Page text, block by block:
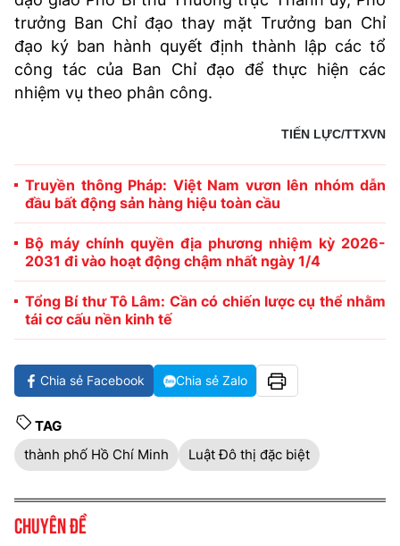
trưởng Ban Chỉ đạo thay mặt Trưởng ban Chỉ
đạo ký ban hành quyết định thành lập các tổ
công tác của Ban Chỉ đạo để thực hiện các
nhiệm vụ theo phân công.
TIẾN LỰC/TTXVN
Truyền thông Pháp: Việt Nam vươn lên nhóm dẫn
đầu bất động sản hàng hiệu toàn cầu
Bộ máy chính quyền địa phương nhiệm kỳ 2026-
2031 đi vào hoạt động chậm nhất ngày 1/4
Tổng Bí thư Tô Lâm: Cần có chiến lược cụ thể nhằm
tái cơ cấu nền kinh tế
Chia sẻ Facebook Chia sẻ Zalo
TAG
thành phố Hồ Chí Minh
Luật Đô thị đặc biệt
Chuyên đề